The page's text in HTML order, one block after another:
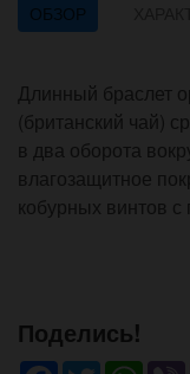
ОБЗОР
Длинный браслет
(британский чай)
в два оборота
влагозащитное
кобурных винтов с
Поделись!